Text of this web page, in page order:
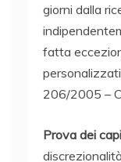
giorni dalla
fatta
206/2005 –
Prova dei capi